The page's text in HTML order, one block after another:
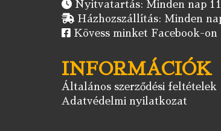
Nyitvatartás: Minden nap
Házhozszállítás: Minden
Kövess minket Facebook-on
INFORMÁCIÓK
Általános szerződési feltételek
Adatvédelmi nyilatkozat